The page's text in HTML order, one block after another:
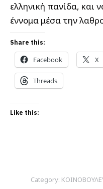
ελληνική πανίδα, και
έννομα μέσα την
Share this:
Facebook X
Threads
Like this:
Category: